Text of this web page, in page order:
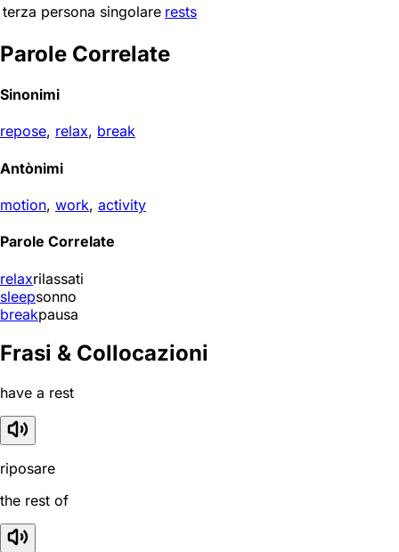
terza persona singolare rests
Parole Correlate
Sinonimi
repose, relax, break
Antònimi
motion, work, activity
Parole Correlate
relaxrilassati
sleepsonno
breakpausa
Frasi & Collocazioni
have a rest
riposare
the rest of